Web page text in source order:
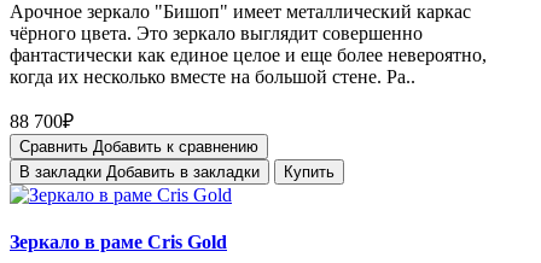
Арочное зеркало "Бишоп" имеет металлический каркас
чёрного цвета. Это зеркало выглядит совершенно
фантастически как единое целое и еще более невероятно,
когда их несколько вместе на большой стене. Ра..
88 700₽
Сравнить Добавить к сравнению
В закладки Добавить в закладки Купить
Зеркало в раме Cris Gold